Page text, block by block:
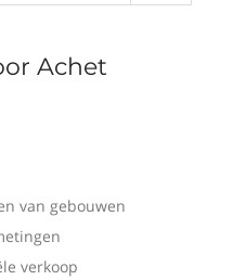
Achet
van gebouwen
verkoop